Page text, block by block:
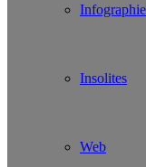
Insolites
Web